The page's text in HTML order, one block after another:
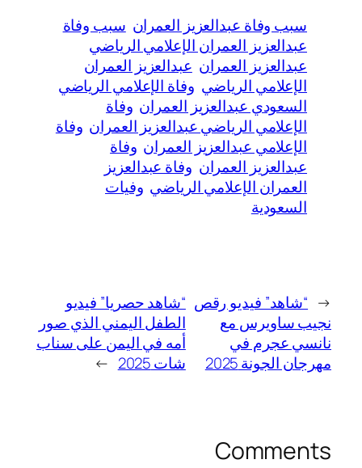
سبب وفاة عبدالعزيز العمران سبب وفاة
عبدالعزيز العمران الإعلامي الرياضي
عبدالعزيز العمران عبدالعزيز العمران
الإعلامي الرياضي وفاة الإعلامي الرياضي
السعودي عبدالعزيز العمران وفاة
الإعلامي الرياضي عبدالعزيز العمران وفاة
الإعلامي عبدالعزيز العمران وفاة
عبدالعزيز العمران وفاة عبدالعزيز
العمران الإعلامي الرياضي وفيات
السعودية
← “شاهد” فيديو رقص
نجيب ساويرس مع
نانسي عجرم في
مهرجان الجونة 2025
“شاهد حصريا” فيديو
الطفل اليمني الذي صور
أمه في اليمن على سناب
شات 2025
→
Comments